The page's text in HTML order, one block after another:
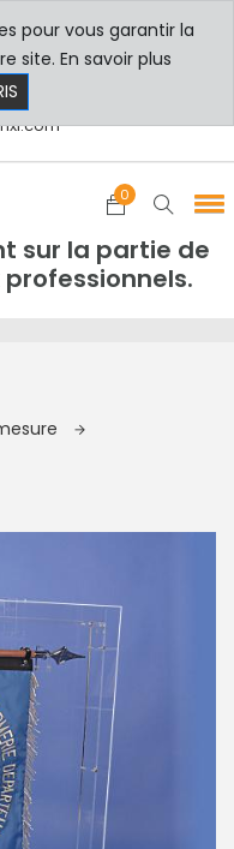
PARTICULIERS
0
sur la partie de
pour vous garantir la
site. En savoir plus